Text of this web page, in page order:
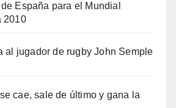
España para el Mundial
2010
al jugador de rugby John Semple
cae, sale de último y gana la